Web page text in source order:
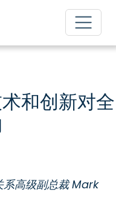
和创新对全
系高级副总裁 Mark